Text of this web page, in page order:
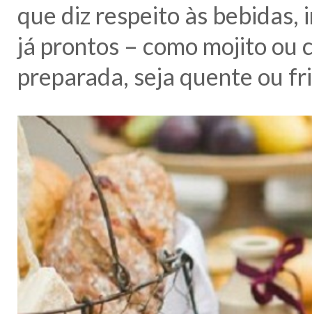
que diz respeito às
já prontos – como mojito
preparada, seja quente ou